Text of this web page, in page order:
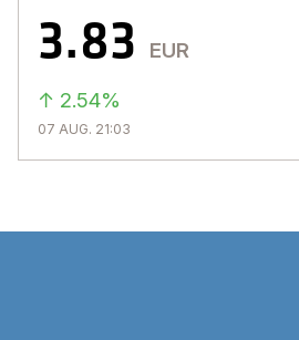
3.83 EUR
↑ 2.54%
07 AUG. 21:03